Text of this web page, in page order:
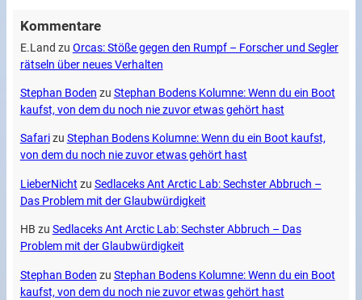
Kommentare
E.Land zu Orcas: Stöße gegen den Rumpf – Forscher und Segler
rätseln über neues Verhalten
Stephan Boden zu Stephan Bodens Kolumne: Wenn du ein Boot
kaufst, von dem du noch nie zuvor etwas gehört hast
Safarizu Stephan Bodens Kolumne: Wenn du ein Boot kaufst,
von dem du noch nie zuvor etwas gehört hast
LieberNicht zu Sedlaceks Ant Arctic Lab: Sechster Abbruch –
Das Problem mit der Glaubwürdigkeit
HB zu Sedlaceks Ant Arctic Lab: Sechster Abbruch – Das
Problem mit der Glaubwürdigkeit
Stephan Boden zu Stephan Bodens Kolumne: Wenn du ein Boot
kaufst, von dem du noch nie zuvor etwas gehört hast